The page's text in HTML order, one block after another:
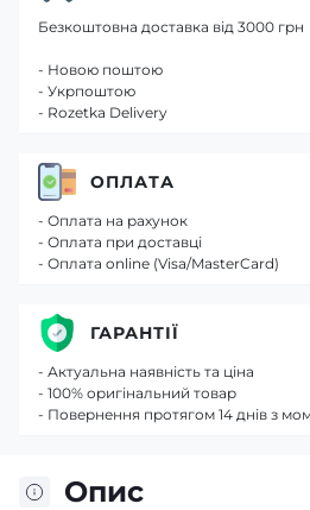
Опис
Безкоштовна доставка від 3000 грн
- Новою поштою
- Укрпоштою
- Rozetka Delivery
ОПЛАТА
- Оплата на рахунок
- Оплата при доставці
- Оплата online (Visa/MasterCard)
ГАРАНТІЇ
- Актуальна наявність та ціна
- 100% оригінальний товар
- Повернення протягом 14 днів з